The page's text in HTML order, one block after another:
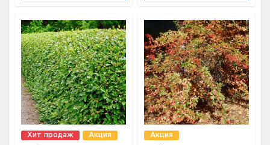
Хит продаж Акция Акция